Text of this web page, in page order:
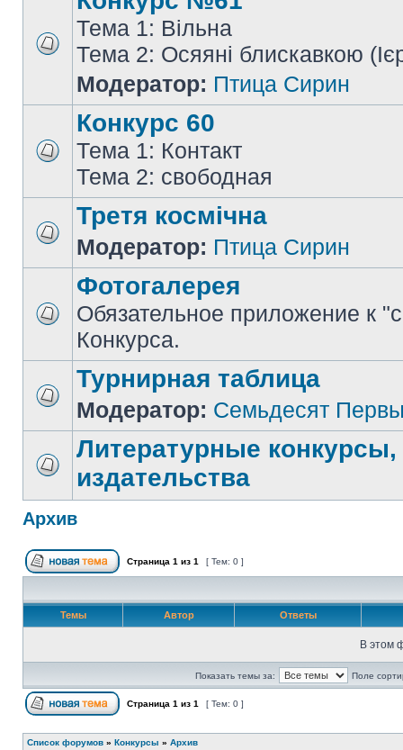
Тема 1: Вільна
Тема 2: Осяяні блискавкою
Модератор: Птица Сирин
Конкурс 60
Тема 1: Контакт
Тема 2: свободная
Третя космічна
Модератор: Птица Сирин
Фотогалерея
Обязательное приложение к
Конкурса.
Турнирная таблица
Модератор: Семьдесят
Литературные
издательства
Архив
Страница 1 из 1 [ Тем: 0 ]
Темы Автор Ответы
В этом
Показать темы за: Поле
Страница 1 из 1 [ Тем: 0 ]
Список форумов » Конкурсы » Архив